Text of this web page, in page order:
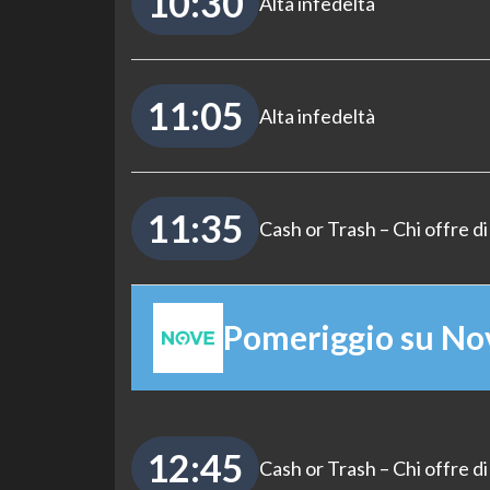
11:05 Alta infedeltà
11:35 Cash or Trash – Chi offre
Pomeriggio su
12:45 Cash or Trash – Chi offre